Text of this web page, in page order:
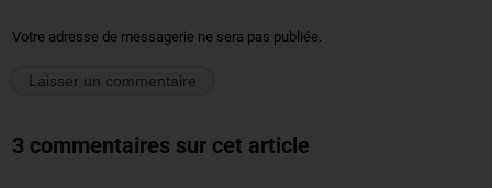
Votre adresse de messagerie ne sera pas publiée.
3 commentaires sur cet article